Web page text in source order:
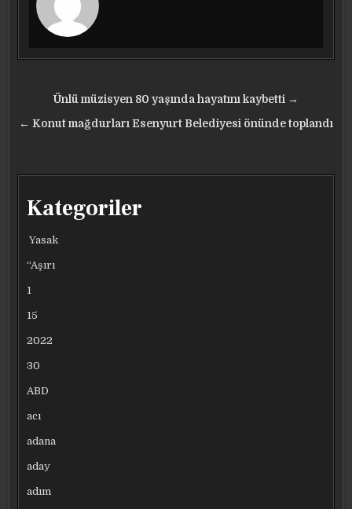
Yazı
gezinmesi
Ünlü müzisyen 80 yaşında hayatını kaybetti →
← Konut mağdurları Esenyurt Belediyesi önünde toplandı
Kategoriler
Yasak
“Aşırı
1
15
2022
30
ABD
acı
adana
aday
adım